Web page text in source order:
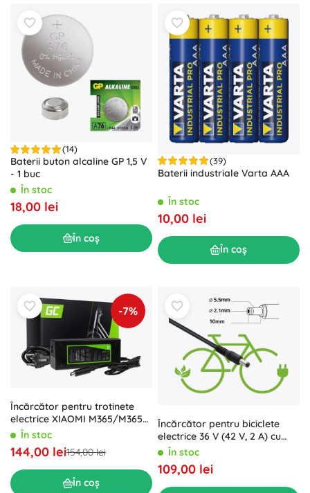
(14)
Baterii buton alcaline GP 1,5 V
- 1 buc
În stoc
18,00 lei
În coș
(39)
Baterii industriale Varta AAA
În stoc
10,00 lei
În coș
-7%
Încărcător pentru trotinete
electrice XIAOMI M365/M365
Pro și SEGWAY NINEBOT 42V
În stoc
144,00 lei154,00 lei
În coș
Încărcător pentru biciclete
electrice 36 V (42 V, 2 A) cu
conector 5,5 × 2,1 mm
În stoc
109,00 lei